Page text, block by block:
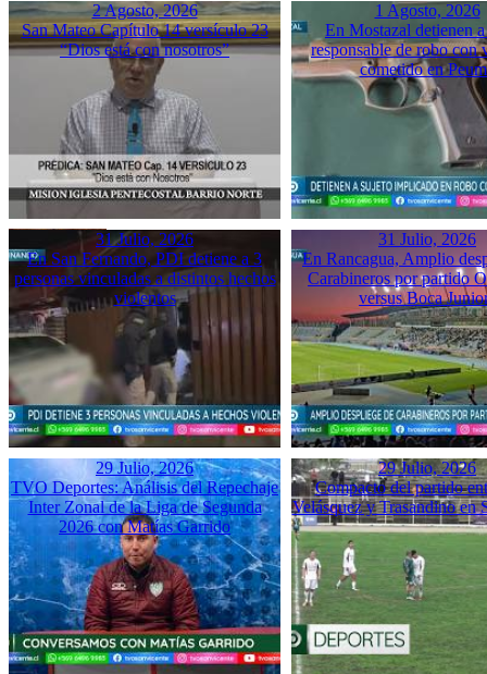
2 Agosto, 2026
San Mateo Capítulo 14 versículo 23
“Dios está con nosotros”
1 Agosto, 2026
En Mostazal detienen
responsable de robo con
cometido en
31 Julio, 2026
En San Fernando, PDI detiene a 3
personas vinculadas a distintos hechos
violentos
31 Julio, 2026
En Rancagua, Amplio
Carabineros por partido
versus Boca
29 Julio, 2026
TVO Deportes: Análisis del Repechaje
Inter Zonal de la Liga de Segunda
2026 con Matías Garrido
29 Julio, 2026
Compacto del partido
Velásquez y Trasandino en